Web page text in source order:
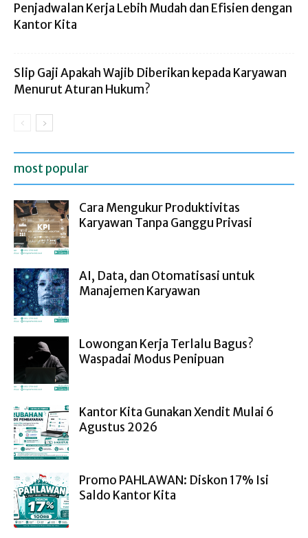
Penjadwalan Kerja Lebih Mudah dan Efisien dengan
Kantor Kita
Slip Gaji Apakah Wajib Diberikan kepada Karyawan
Menurut Aturan Hukum?
most popular
Cara Mengukur Produktivitas
Karyawan Tanpa Ganggu Privasi
AI, Data, dan Otomatisasi untuk
Manajemen Karyawan
Lowongan Kerja Terlalu Bagus?
Waspadai Modus Penipuan
Kantor Kita Gunakan Xendit Mulai 6
Agustus 2026
Promo PAHLAWAN: Diskon 17% Isi
Saldo Kantor Kita